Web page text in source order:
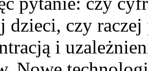
dzieci, czy raczej
i